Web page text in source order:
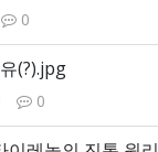
0
(?).jpg
0